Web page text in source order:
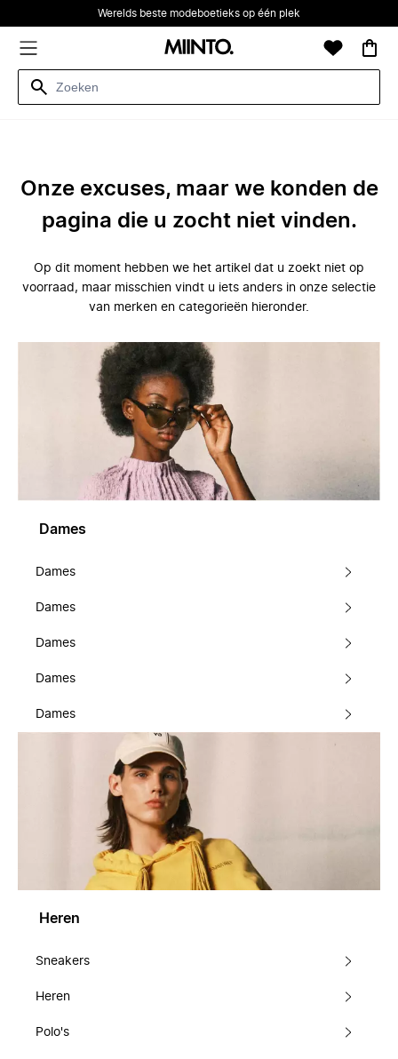
Werelds beste modeboetieks op één plek
Onze excuses, maar we konden de
pagina die u zocht niet vinden.
Op dit moment hebben we het artikel dat u zoekt niet op
voorraad, maar misschien vindt u iets anders in onze selectie
van merken en categorieën hieronder.
Dames
Dames
Dames
Dames
Dames
Dames
Heren
Sneakers
Heren
Polo's